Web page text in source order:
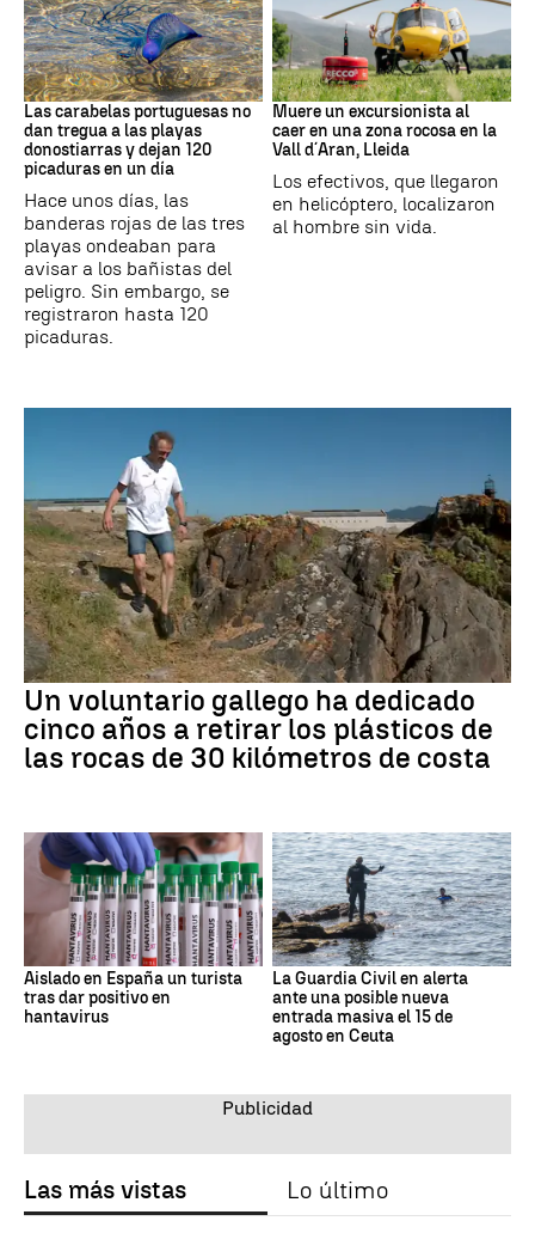
PAÍS VASCO
Las carabelas portuguesas no
dan tregua a las playas
donostiarras y dejan 120
picaduras en un día
Hace unos días, las
banderas rojas de las tres
playas ondeaban para
avisar a los bañistas del
peligro. Sin embargo, se
registraron hasta 120
picaduras.
Cataluña
Muere un excursionista al
caer en una zona rocosa en la
Vall d´Aran, Lleida
Los efectivos, que llegaron
en helicóptero, localizaron
al hombre sin vida.
Un voluntario gallego ha dedicado
cinco años a retirar los plásticos de
las rocas de 30 kilómetros de costa
Aislado en España un turista
tras dar positivo en
hantavirus
La Guardia Civil en alerta
ante una posible nueva
entrada masiva el 15 de
agosto en Ceuta
Las más vistas Lo último